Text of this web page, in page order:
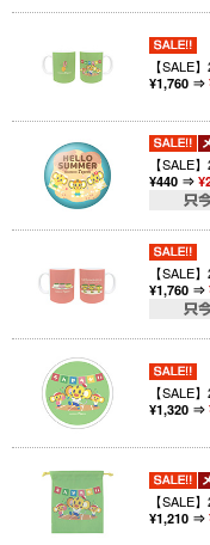
【SALE
¥1,760 ⇒
【SALE
¥440 ⇒
【SALE
¥1,760 ⇒
【SALE
¥1,320 ⇒
【SALE
¥1,210 ⇒